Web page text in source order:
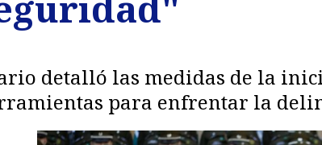
detalló las medidas de la
para enfrentar la